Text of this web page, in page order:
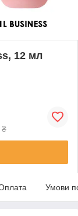
12 мл
₴
Умови